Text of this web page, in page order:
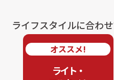
ライフスタイルに合わ
オススメ!
ライト・